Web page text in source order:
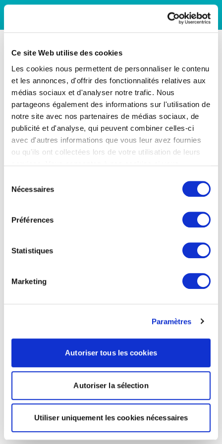
Ce site Web utilise des cookies
Les cookies nous permettent de personnaliser le contenu
et les annonces, d'offrir des fonctionnalités relatives aux
médias sociaux et d'analyser notre trafic. Nous
partageons également des informations sur l'utilisation de
notre site avec nos partenaires de médias sociaux, de
publicité et d'analyse, qui peuvent combiner celles-ci
avec d'autres informations que vous leur avez fournies
ou qu'ils ont collectées lors de votre utilisation de leurs
Nécessaires
Préférences
Statistiques
Marketing
Paramètres
Autoriser tous les cookies
Autoriser la sélection
Utiliser uniquement les cookies nécessaires